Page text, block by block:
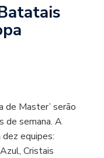
de Master’ serão
de semana. A
equipes:
Cristais